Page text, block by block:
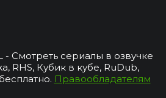
- Смотреть сериалы в озвучке
RHS, Кубик в кубе, RuDub,
Правообладателям